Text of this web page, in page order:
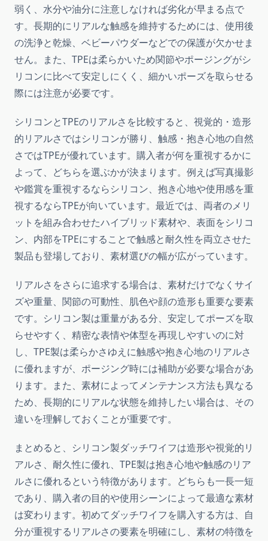
弱く、水分や油分に注意しなければ劣化が早まる点で
す。長期的にリアルな触感を維持するためには、使用後
の洗浄と乾燥、ベビーパウダーなどでの保護が欠かせま
せん。また、TPEは柔らかいため関節やポージングがシ
リコンに比べて安定しにくく、細かいポーズを取らせる
際には注意が必要です。
シリコンとTPEのリアルさを比較すると、視覚的・造形
的リアルさではシリコンが勝り、触感・抱き心地の自然
さではTPEが優れています。購入者が何を重視するかに
よって、どちらを選ぶかが決まります。例えば写真撮影
や鑑賞を重視するならシリコン、抱き心地や使用感を重
視するならTPEが向いています。最近では、両者のメリ
ットを組み合わせたハイブリッド素材や、表面をシリコ
ン、内部をTPEにすることで触感と耐久性を両立させた
製品も登場しており、素材選びの幅が広がっています。
リアルさをさらに追求する場合は、素材だけでなくサイ
ズや重量、関節の可動性、肌色や顔の造形も重要な要素
です。シリコン製は重量がある分、安定してポーズを取
らせやすく、精密な表情や体型を再現しやすいのに対
し、TPE製は柔らかさゆえに触感や抱き心地のリアルさ
に優れますが、ポージング時には補助が必要な場合があ
ります。また、素材によってメンテナンス方法も異なる
ため、長期的にリアルな状態を維持したい場合は、その
違いを理解しておくことが重要です。
まとめると、シリコン製ダッチワイフは造形や視覚的リ
アルさ、耐久性に優れ、TPE製は抱き心地や触感のリア
ルさに優れるという特徴があります。どちらも一長一短
であり、購入者の目的や使用シーンによって最適な素材
は変わります。初めてダッチワイフを購入する方は、自
分が重視するリアルさの要素を明確にし、素材の特徴を